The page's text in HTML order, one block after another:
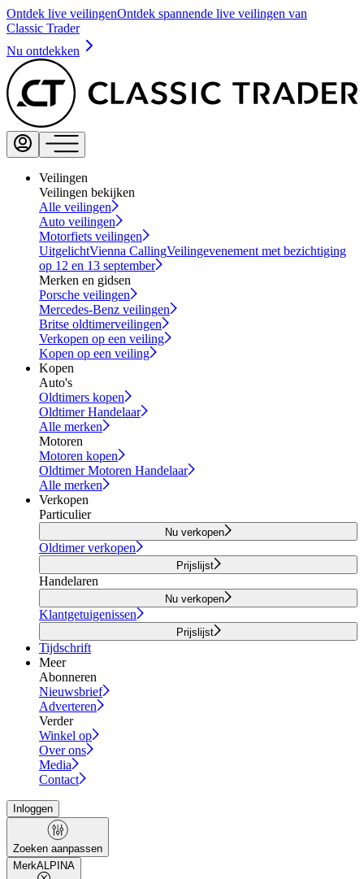
Ontdek live veilingenOntdek spannende live veilingen van
Classic Trader
Nu ontdekken
Veilingen
Veilingen bekijken
Alle veilingen
Auto veilingen
Motorfiets veilingen
UitgelichtVienna CallingVeilingevenement met bezichtiging
op 12 en 13 september
Merken en gidsen
Porsche veilingen
Mercedes-Benz veilingen
Britse oldtimerveilingen
Verkopen op een veiling
Kopen op een veiling
Kopen
Auto's
Oldtimers kopen
Oldtimer Handelaar
Alle merken
Motoren
Motoren kopen
Oldtimer Motoren Handelaar
Alle merken
Verkopen
Particulier
Nu verkopen
Oldtimer verkopen
Prijslijst
Handelaren
Nu verkopen
Klantgetuigenissen
Prijslijst
Tijdschrift
Meer
Abonneren
Nieuwsbrief
Adverteren
Verder
Winkel op
Over ons
Media
Contact
Inloggen
Zoeken aanpassen
MerkALPINA